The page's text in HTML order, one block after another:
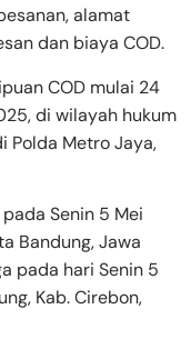
alamat
dan biaya COD.
COD mulai 24
di wilayah hukum
Polda Metro Jaya,
Senin 5 Mei
Bandung, Jawa
pada hari Senin 5
Kab. Cirebon,